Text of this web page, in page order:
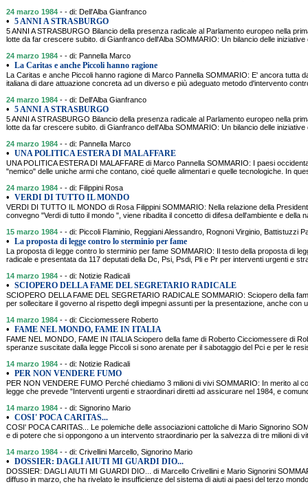
24 marzo 1984 - - di: Dell'Alba Gianfranco
• 5 ANNI A STRASBURGO
5 ANNI A STRASBURGO Bilancio della presenza radicale al Parlamento europeo nella
lotte da far crescere subito. di Gianfranco dell'Alba SOMMARIO: Un bilancio delle
24 marzo 1984 - - di: Pannella Marco
• La Caritas e anche Piccoli hanno ragione
La Caritas e anche Piccoli hanno ragione di Marco Pannella SOMMARIO: E' ancora tutta
italiana di dare attuazione concreta ad un diverso e più adeguato metodo d'intervento
24 marzo 1984 - - di: Dell'Alba Gianfranco
• 5 ANNI A STRASBURGO
5 ANNI A STRASBURGO Bilancio della presenza radicale al Parlamento europeo nella
lotte da far crescere subito. di Gianfranco dell'Alba SOMMARIO: Un bilancio delle
24 marzo 1984 - - di: Pannella Marco
• UNA POLITICA ESTERA DI MALAFFARE
UNA POLITICA ESTERA DI MALAFFARE di Marco Pannella SOMMARIO: I paesi
"nemico" delle uniche armi che contano, cioé quelle alimentari e quelle tecnologiche. In
24 marzo 1984 - - di: Filippini Rosa
• VERDI DI TUTTO IL MONDO
VERDI DI TUTTO IL MONDO di Rosa Filippini SOMMARIO: Nella relazione della
convegno "Verdi di tutto il mondo ", viene ribadita il concetto di difesa dell'ambiente e della
15 marzo 1984 - - di: Piccoli Flaminio, Reggiani Alessandro, Rognoni Virginio, Battistuzzi
• La proposta di legge contro lo sterminio per fame
La proposta di legge contro lo sterminio per fame SOMMARIO: Il testo della proposta di
radicale e presentata da 117 deputati della Dc, Psi, Psdi, Pli e Pr per interventi urgenti e
14 marzo 1984 - - di: Notizie Radicali
• SCIOPERO DELLA FAME DEL SEGRETARIO RADICALE
SCIOPERO DELLA FAME DEL SEGRETARIO RADICALE SOMMARIO: Sciopero della
per sollecitare il governo al rispetto degli impegni assunti per la presentazione, anche con
14 marzo 1984 - - di: Cicciomessere Roberto
• FAME NEL MONDO, FAME IN ITALIA
FAME NEL MONDO, FAME IN ITALIA Sciopero della fame di Roberto Cicciomessere di
speranze suscitate dalla legge Piccoli si sono arenate per il sabotaggio del Pci e per le
14 marzo 1984 - - di: Notizie Radicali
• PER NON VENDERE FUMO
PER NON VENDERE FUMO Perché chiediamo 3 milioni di vivi SOMMARIO: In merito al
legge che prevede "Interventi urgenti e straordinari diretti ad assicurare nel 1984, e
14 marzo 1984 - - di: Signorino Mario
• COSI' POCA CARITAS...
COSI' POCA CARITAS... Le polemiche delle associazioni cattoliche di Mario Signorino
e di potere che si oppongono a un intervento straordinario per la salvezza di tre milioni di
14 marzo 1984 - - di: Crivellini Marcello, Signorino Mario
• DOSSIER: DAGLI AIUTI MI GUARDI DIO...
DOSSIER: DAGLI AIUTI MI GUARDI DIO... di Marcello Crivellini e Mario Signorini
diffuso in marzo, che ha rivelato le insufficienze del sistema di aiuti ai paesi del terzo